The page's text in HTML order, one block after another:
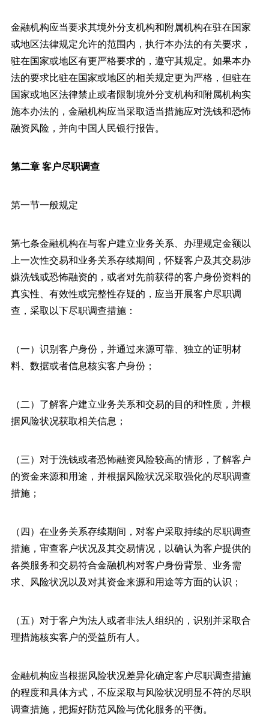
金融机构应当要求其境外分支机构和附属机构在驻在国家
或地区法律规定允许的范围内，执行本办法的有关要求，
驻在国家或地区有更严格要求的，遵守其规定。如果本办
法的要求比驻在国家或地区的相关规定更为严格，但驻在
国家或地区法律禁止或者限制境外分支机构和附属机构实
施本办法的，金融机构应当采取适当措施应对洗钱和恐怖
融资风险，并向中国人民银行报告。
第二章 客户尽职调查
第一节一般规定
第七条金融机构在与客户建立业务关系、办理规定金额以
上一次性交易和业务关系存续期间，怀疑客户及其交易涉
嫌洗钱或恐怖融资的，或者对先前获得的客户身份资料的
真实性、有效性或完整性存疑的，应当开展客户尽职调
查，采取以下尽职调查措施：
（一）识别客户身份，并通过来源可靠、独立的证明材
料、数据或者信息核实客户身份；
（二）了解客户建立业务关系和交易的目的和性质，并根
据风险状况获取相关信息；
（三）对于洗钱或者恐怖融资风险较高的情形，了解客户
的资金来源和用途，并根据风险状况采取强化的尽职调查
措施；
（四）在业务关系存续期间，对客户采取持续的尽职调查
措施，审查客户状况及其交易情况，以确认为客户提供的
各类服务和交易符合金融机构对客户身份背景、业务需
求、风险状况以及对其资金来源和用途等方面的认识；
（五）对于客户为法人或者非法人组织的，识别并采取合
理措施核实客户的受益所有人。
金融机构应当根据风险状况差异化确定客户尽职调查措施
的程度和具体方式，不应采取与风险状况明显不符的尽职
调查措施，把握好防范风险与优化服务的平衡。